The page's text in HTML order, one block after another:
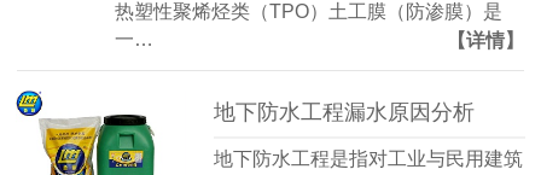
热塑性聚烯烃类（TPO）土工膜（防渗膜）是
一…
【详情】
地下防水工程漏水原因分析
地下防水工程是指对工业与民用建筑